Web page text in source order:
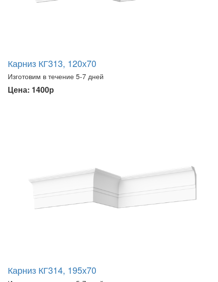
Карниз КГ313, 120х70
Изготовим в течение 5-7 дней
Цена: 1400р
Карниз КГ314, 195х70